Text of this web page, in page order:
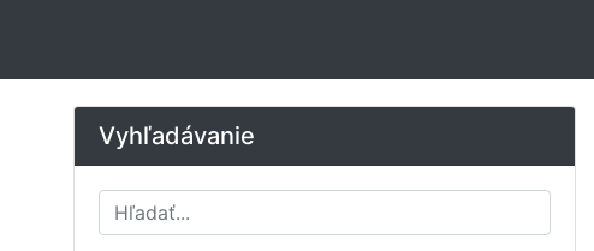
Vyhľadávanie